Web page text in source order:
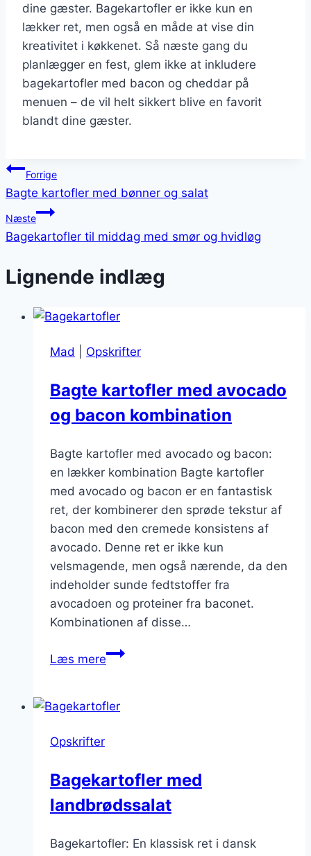
dine gæster. Bagekartofler er ikke kun en
lækker ret, men også en måde at vise din
kreativitet i køkkenet. Så næste gang du
planlægger en fest, glem ikke at inkludere
bagekartofler med bacon og cheddar på
menuen – de vil helt sikkert blive en favorit
blandt dine gæster.
Indlægsnavigation
Forrige
Bagte kartofler med bønner og salat
Næste
Bagekartofler til middag med smør og hvidløg
Lignende indlæg
Mad Opskrifter
Bagte kartofler med avocado
og bacon kombination
Bagte kartofler med avocado og bacon:
en lækker kombination Bagte kartofler
med avocado og bacon er en fantastisk
ret, der kombinerer den sprøde tekstur af
bacon med den cremede konsistens af
avocado. Denne ret er ikke kun
velsmagende, men også nærende, da den
indeholder sunde fedtstoffer fra
avocadoen og proteiner fra baconet.
Kombinationen af disse…
Læs mereBagte
avocado
Opskrifter
Bagekartofler med
landbrødssalat
Bagekartofler: En klassisk ret i dansk